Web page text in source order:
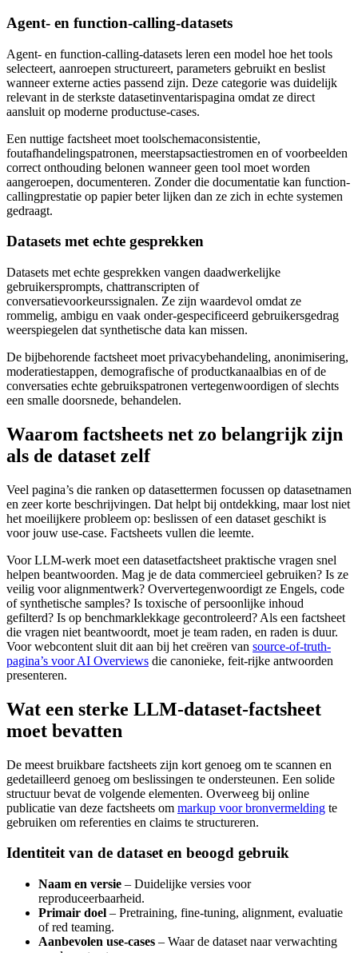
Agent- en function-calling-datasets
Agent- en function-calling-datasets leren een model hoe het tools
selecteert, aanroepen structureert, parameters gebruikt en beslist
wanneer externe acties passend zijn. Deze categorie was duidelijk
relevant in de sterkste datasetinventarispagina omdat ze direct
aansluit op moderne productuse-cases.
Een nuttige factsheet moet toolschemaconsistentie,
foutafhandelingspatronen, meerstapsactiestromen en of voorbeelden
correct onthouding belonen wanneer geen tool moet worden
aangeroepen, documenteren. Zonder die documentatie kan function-
callingprestatie op papier beter lijken dan ze zich in echte systemen
gedraagt.
Datasets met echte gesprekken
Datasets met echte gesprekken vangen daadwerkelijke
gebruikersprompts, chattranscripten of
conversatievoorkeurssignalen. Ze zijn waardevol omdat ze
rommelig, ambigu en vaak onder-gespecificeerd gebruikersgedrag
weerspiegelen dat synthetische data kan missen.
De bijbehorende factsheet moet privacybehandeling, anonimisering,
moderatiestappen, demografische of productkanaalbias en of de
conversaties echte gebruikspatronen vertegenwoordigen of slechts
een smalle doorsnede, behandelen.
Waarom factsheets net zo belangrijk zijn
als de dataset zelf
Veel pagina’s die ranken op datasettermen focussen op datasetnamen
en zeer korte beschrijvingen. Dat helpt bij ontdekking, maar lost niet
het moeilijkere probleem op: beslissen of een dataset geschikt is
voor jouw use-case. Factsheets vullen die leemte.
Voor LLM-werk moet een datasetfactsheet praktische vragen snel
helpen beantwoorden. Mag je de data commercieel gebruiken? Is ze
veilig voor alignmentwerk? Oververtegenwoordigt ze Engels, code
of synthetische samples? Is toxische of persoonlijke inhoud
gefilterd? Is op benchmarklekkage gecontroleerd? Als een factsheet
die vragen niet beantwoordt, moet je team raden, en raden is duur.
Voor webcontent sluit dit aan bij het creëren van source-of-truth-
pagina’s voor AI Overviews die canonieke, feit-rijke antwoorden
presenteren.
Wat een sterke LLM-dataset-factsheet
moet bevatten
De meest bruikbare factsheets zijn kort genoeg om te scannen en
gedetailleerd genoeg om beslissingen te ondersteunen. Een solide
structuur bevat de volgende elementen. Overweeg bij online
publicatie van deze factsheets om markup voor bronvermelding te
gebruiken om referenties en claims te structureren.
Identiteit van de dataset en beoogd gebruik
Naam en versie – Duidelijke versies voor
reproduceerbaarheid.
Primair doel – Pretraining, fine-tuning, alignment, evaluatie
of red teaming.
Aanbevolen use-cases – Waar de dataset naar verwachting